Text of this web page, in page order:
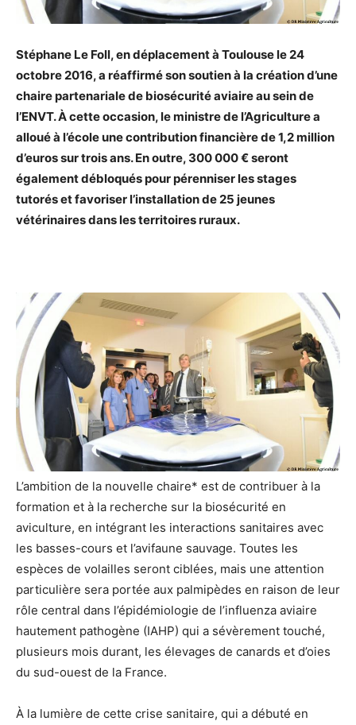
Stéphane Le Foll, endéplacement à Toulouse le 24
octobre 2016,a réaffirmé son soutien à la création d’une
chaire partenariale de biosécurité aviaire au sein de
l’ENVT.À cette occasion, leministre de l’Agriculture a
alloué à l’école une contribution financière de 1,2 million
d’euros sur trois ans. En outre, 300 000 € seront
également débloqués pour pérenniser les stages
tutorés et favoriser l’installation de 25 jeunes
vétérinaires dans les territoires ruraux.
L’ambition de la nouvelle chaire* est de contribuer à la
formation et à la recherche sur la biosécurité en
aviculture, en intégrant les interactions sanitaires avec
les basses-cours et l’avifaune sauvage. Toutes les
espèces de volailles seront ciblées, mais une attention
particulière sera portée aux palmipèdes en raison de leur
rôle central dans l’épidémiologie de l’influenza aviaire
hautement pathogène (IAHP) qui a sévèrement touché,
plusieurs mois durant, les élevages de canards et d’oies
du sud-ouest de la France.
À la lumière de cette crise sanitaire, qui a débuté en